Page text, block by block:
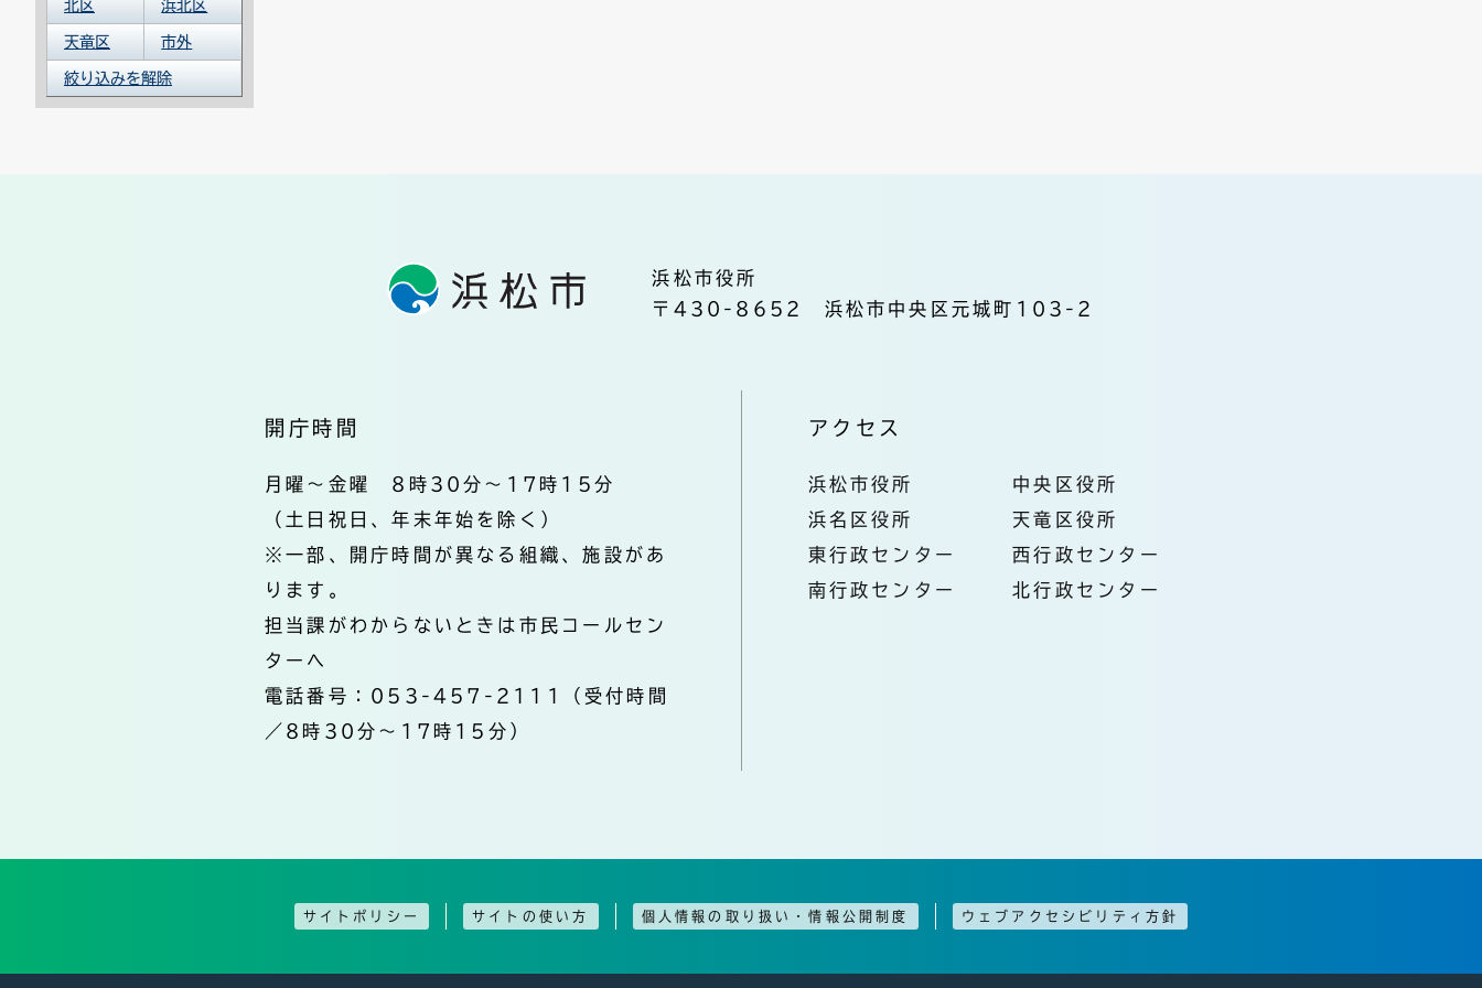
北区 浜北区
天竜区 市外
絞り込みを解除
浜松市役所
〒430-8652 浜松市中央区元城町103-2
開庁時間
月曜～金曜 8時30分～17時15分
（土日祝日、年末年始を除く）
※一部、開庁時間が異なる組織、施設があ
ります。
担当課がわからないときは市民コールセン
ターへ
電話番号：053-457-2111（受付時間
／8時30分～17時15分）
アクセス
浜松市役所
中央区役所
浜名区役所
天竜区役所
東行政センター
西行政センター
南行政センター
北行政センター
サイトポリシー サイトの使い方 個人情報の取り扱い・情報公開制度 ウェブアクセシビリティ方針